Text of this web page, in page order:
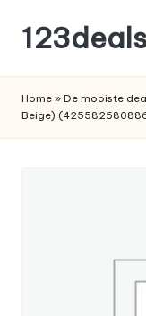
de
inhouddeals
Home » De mooiste
Beige)